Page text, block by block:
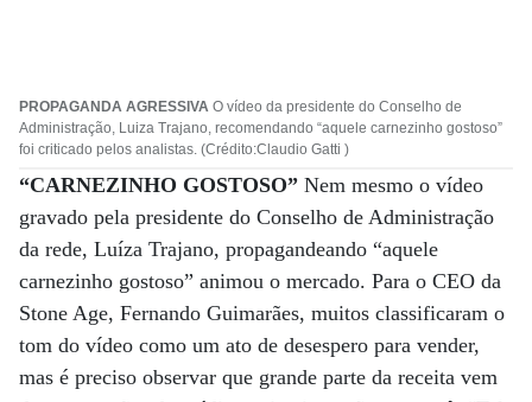
PROPAGANDA AGRESSIVA O vídeo da presidente do Conselho de
Administração, Luiza Trajano, recomendando “aquele carnezinho gostoso”
foi criticado pelos analistas. (Crédito:Claudio Gatti )
“CARNEZINHO GOSTOSO” Nem mesmo o vídeo
gravado pela presidente do Conselho de Administração
da rede, Luíza Trajano, propagandeando “aquele
carnezinho gostoso” animou o mercado. Para o CEO da
Stone Age, Fernando Guimarães, muitos classificaram o
tom do vídeo como um ato de desespero para vender,
mas é preciso observar que grande parte da receita vem